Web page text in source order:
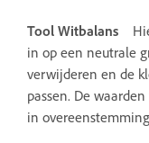
Tool Witbalans
in op een neutrale
verwijderen en de
passen. De
in